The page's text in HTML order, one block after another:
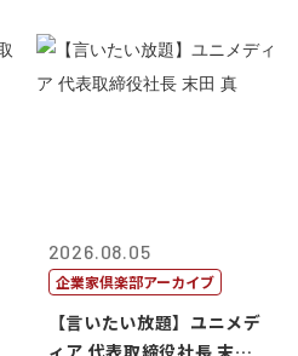
2026.08.05
企業家倶楽部アーカイブ
【言いたい放題】ユニメデ
ィア 代表取締役社長 末田